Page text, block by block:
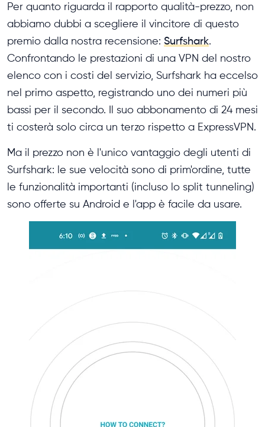
Per quanto riguarda il rapporto qualità-prezzo, non
abbiamo dubbi a scegliere il vincitore di questo
premio dalla nostra recensione: Surfshark.
Confrontando le prestazioni di una VPN del nostro
elenco con i costi del servizio, Surfshark ha eccelso
nel primo aspetto, registrando uno dei numeri più
bassi per il secondo. Il suo abbonamento di 24 mesi
ti costerà solo circa un terzo rispetto a ExpressVPN.
Ma il prezzo non è l'unico vantaggio degli utenti di
Surfshark: le sue velocità sono di prim'ordine, tutte
le funzionalità importanti (incluso lo split tunneling)
sono offerte su Android e l'app è facile da usare.